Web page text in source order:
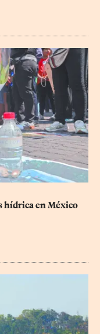
hídrica en México